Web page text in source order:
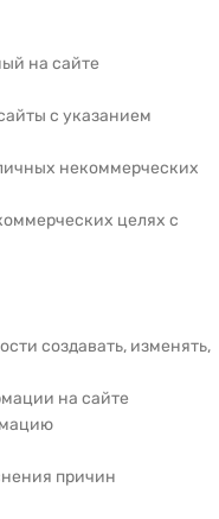
на сайте
с указанием
некоммерческих
целях с
создавать, изменять,
на сайте
причин